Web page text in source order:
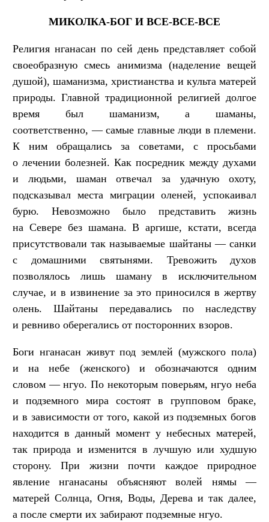
МИКОЛКА-БОГ И ВСЕ-ВСЕ-ВСЕ
Религия нганасан по сей день представляет собой
своеобразную смесь анимизма (наделение вещей
душой), шаманизма, христианства и культа матерей
природы. Главной традиционной религией долгое
время был шаманизм, а шаманы,
соответственно, — самые главные люди в племени.
К ним обращались за советами, с просьбами
о лечении болезней. Как посредник между духами
и людьми, шаман отвечал за удачную охоту,
подсказывал места миграции оленей, успокаивал
бурю. Невозможно было представить жизнь
на Севере без шамана. В аргише, кстати, всегда
присутствовали так называемые шайтаны — санки
с домашними святынями. Тревожить духов
позволялось лишь шаману в исключительном
случае, и в извинение за это приносился в жертву
олень. Шайтаны передавались по наследству
и ревниво оберегались от посторонних взоров.
Боги нганасан живут под землей (мужского пола)
и на небе (женского) и обозначаются одним
словом — нгуо. По некоторым поверьям, нгуо неба
и подземного мира состоят в групповом браке,
и в зависимости от того, какой из подземных богов
находится в данный момент у небесных матерей,
так природа и изменится в лучшую или худшую
сторону. При жизни почти каждое природное
явление нганасаны объясняют волей нямы —
матерей Солнца, Огня, Воды, Дерева и так далее,
а после смерти их забирают подземные нгуо.